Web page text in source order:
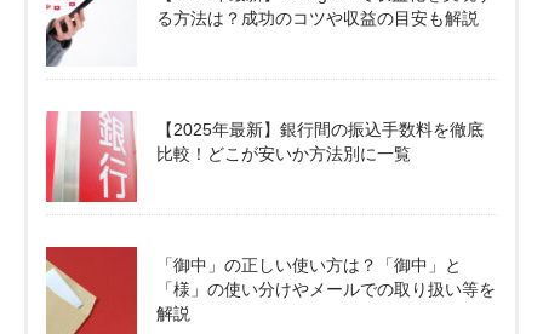
る方法は？成功のコツや収益の目安も解説
【2025年最新】銀行間の振込手数料を徹底
比較！どこが安いか方法別に一覧
「御中」の正しい使い方は？「御中」と
「様」の使い分けやメールでの取り扱い等を
解説